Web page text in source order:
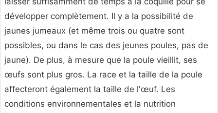
développer complètement. Il y a la possibilité de
jaunes jumeaux (et même trois ou quatre sont
possibles, ou dans le cas des jeunes poules, pas de
jaune). De plus, à mesure que la poule vieillit, ses
œufs sont plus gros. La race et la taille de la poule
affecteront également la taille de l'œuf. Les
conditions environnementales et la nutrition